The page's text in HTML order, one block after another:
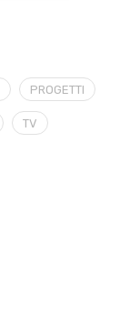
PROGETTI
TV